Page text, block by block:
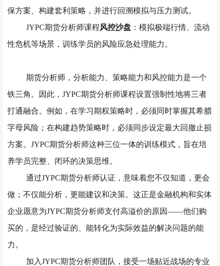
保方案、构建套利策略，并进行回溯模拟与压力测试。
JYPC期货分析师课程风控沙盘：模拟极端行情、流动
性危机等场景，训练学员的风险应急处理能力。
期货分析师，分析能力、策略能力和风控能力是一个
铁三角。因此，JYPC期货分析师课程设置强制性地将三者
打通融合。例如，在学习期权策略时，必须同时掌握其希腊
字母风险；在构建趋势策略时，必须同步设定最大回撤止损
方案。JYPC期货分析师这种三位一体的训练模式，旨在培
养学员完整、闭环的决策思维。
通过JYPC期货分析师认证，意味着您不仅知道，更会
做；不仅能分析，更能建议和决策。这正是金融机构和实体
企业愿意为JYPC期货分析师支付高溢价的原因——他们购
买的，是经过验证的、能转化为实际效益的解决问题的能
力。
加入JYPC期货分析师团队，接受一场贴近战场的专业